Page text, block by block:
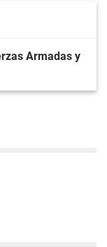
Armadas y